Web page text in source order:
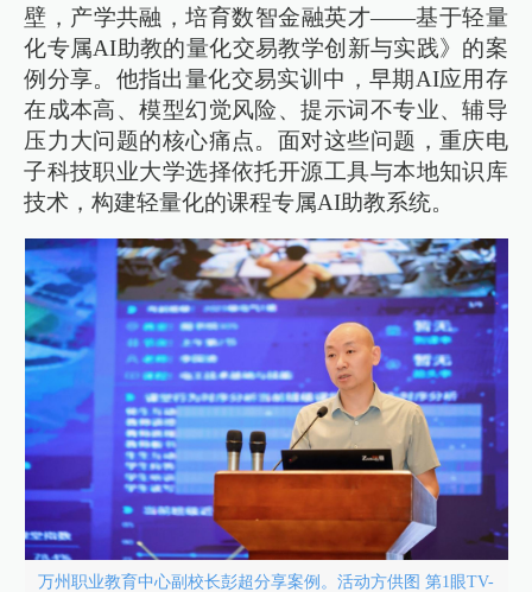
壁，产学共融，培育数智金融英才——基于轻量
化专属AI助教的量化交易教学创新与实践》的案
例分享。他指出量化交易实训中，早期AI应用存
在成本高、模型幻觉风险、提示词不专业、辅导
压力大问题的核心痛点。面对这些问题，重庆电
子科技职业大学选择依托开源工具与本地知识库
技术，构建轻量化的课程专属AI助教系统。
万州职业教育中心副校长彭超分享案例。活动方供图 第1眼TV-